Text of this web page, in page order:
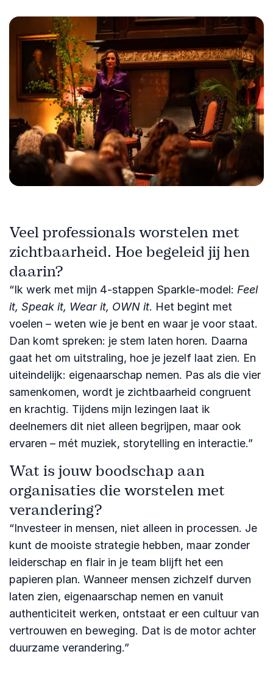
Veel professionals worstelen met
zichtbaarheid. Hoe begeleid jij hen
daarin?
“Ik werk met mijn 4-stappen Sparkle-model: Feel
it, Speak it, Wear it, OWN it. Het begint met
voelen – weten wie je bent en waar je voor staat.
Dan komt spreken: je stem laten horen. Daarna
gaat het om uitstraling, hoe je jezelf laat zien. En
uiteindelijk: eigenaarschap nemen. Pas als die vier
samenkomen, wordt je zichtbaarheid congruent
en krachtig. Tijdens mijn lezingen laat ik
deelnemers dit niet alleen begrijpen, maar ook
ervaren – mét muziek, storytelling en interactie.”
Wat is jouw boodschap aan
organisaties die worstelen met
verandering?
“Investeer in mensen, niet alleen in processen. Je
kunt de mooiste strategie hebben, maar zonder
leiderschap en flair in je team blijft het een
papieren plan. Wanneer mensen zichzelf durven
laten zien, eigenaarschap nemen en vanuit
authenticiteit werken, ontstaat er een cultuur van
vertrouwen en beweging. Dat is de motor achter
duurzame verandering.”